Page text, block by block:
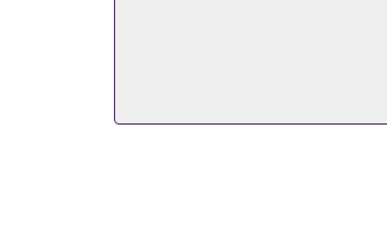
Kontinental frokost er